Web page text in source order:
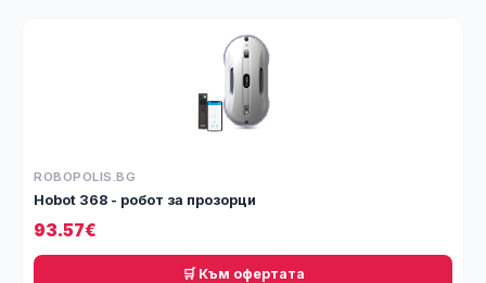
ROBOPOLIS.BG
Hobot 368 - робот за прозорци
93.57€
🛒 Към офертата